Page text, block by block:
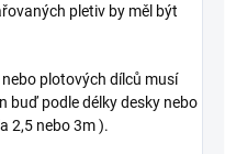
pletiv by měl být
plotových dílců musí
buď podle délky desky nebo
2,5 nebo 3m ).